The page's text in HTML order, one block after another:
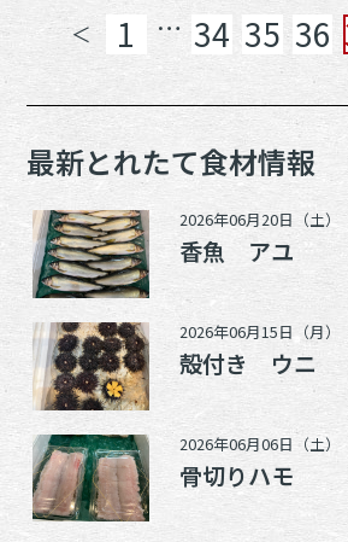
＜ 1 … 34 35 36
最新とれたて食材情報
2026年06月20日（土）
香魚 アユ
2026年06月15日（月）
殻付き ウニ
2026年06月06日（土）
骨切りハモ